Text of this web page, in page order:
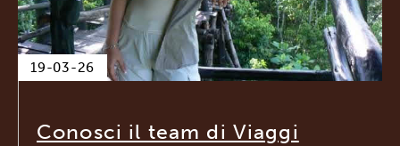
19-03-26
Conosci il team di Viaggi